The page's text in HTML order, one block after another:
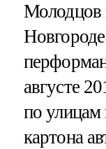
Молодцов
августе
по улицам
картона